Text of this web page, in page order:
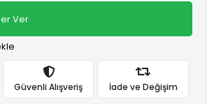
Ver
Güvenli Alışveriş İade ve Değişim